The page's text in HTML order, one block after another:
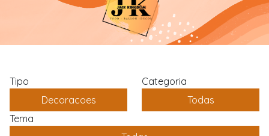
Tipo
Decoracoes
Categoria
Todas
Tema